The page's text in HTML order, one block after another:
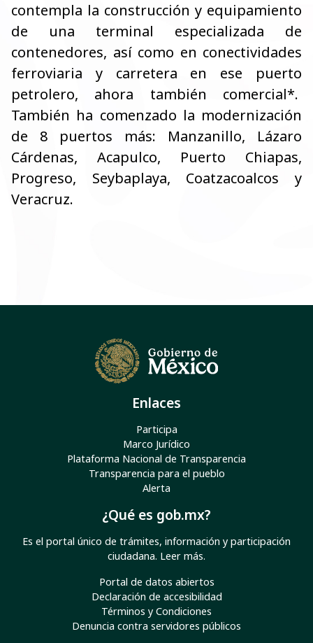
contempla la construcción y equipamiento
de una terminal especializada de
contenedores, así como en conectividades
ferroviaria y carretera en ese puerto
petrolero, ahora también comercial*.
También ha comenzado la modernización
de 8 puertos más: Manzanillo, Lázaro
Cárdenas, Acapulco, Puerto Chiapas,
Progreso, Seybaplaya, Coatzacoalcos y
Veracruz.
Enlaces
Participa
Marco Jurídico
Plataforma Nacional de Transparencia
Transparencia para el pueblo
Alerta
¿Qué es gob.mx?
Es el portal único de trámites, información y participación
ciudadana. Leer más.
Portal de datos abiertos
Declaración de accesibilidad
Términos y Condiciones
Denuncia contra servidores públicos